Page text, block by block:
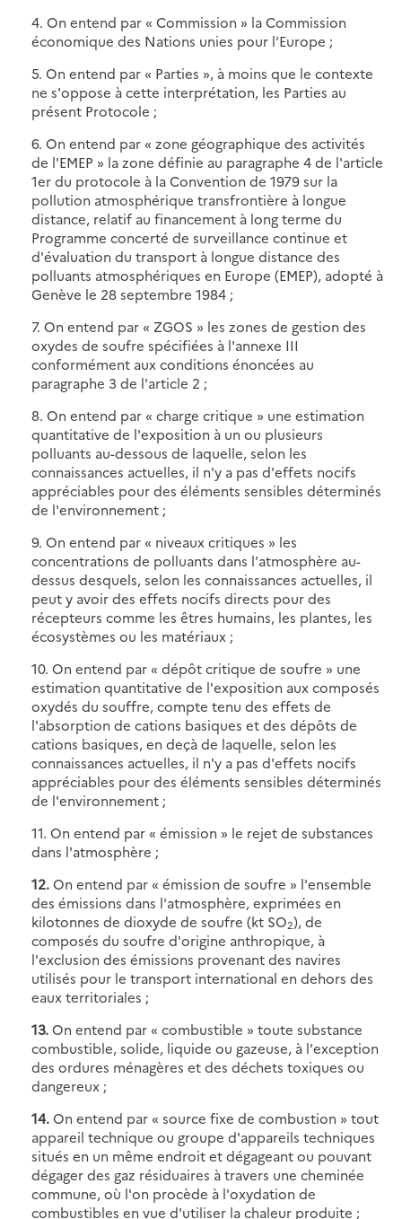
4. On entend par « Commission » la Commission
économique des Nations unies pour l'Europe ;
5. On entend par « Parties », à moins que le contexte
ne s'oppose à cette interprétation, les Parties au
présent Protocole ;
6. On entend par « zone géographique des activités
de l'EMEP » la zone définie au paragraphe 4 de l'article
1er du protocole à la Convention de 1979 sur la
pollution atmosphérique transfrontière à longue
distance, relatif au financement à long terme du
Programme concerté de surveillance continue et
d'évaluation du transport à longue distance des
polluants atmosphériques en Europe (EMEP), adopté à
Genève le 28 septembre 1984 ;
7. On entend par « ZGOS » les zones de gestion des
oxydes de soufre spécifiées à l'annexe III
conformément aux conditions énoncées au
paragraphe 3 de l'article 2 ;
8. On entend par « charge critique » une estimation
quantitative de l'exposition à un ou plusieurs
polluants au-dessous de laquelle, selon les
connaissances actuelles, il n'y a pas d'effets nocifs
appréciables pour des éléments sensibles déterminés
de l'environnement ;
9. On entend par « niveaux critiques » les
concentrations de polluants dans l'atmosphère au-
dessus desquels, selon les connaissances actuelles, il
peut y avoir des effets nocifs directs pour des
récepteurs comme les êtres humains, les plantes, les
écosystèmes ou les matériaux ;
10. On entend par « dépôt critique de soufre » une
estimation quantitative de l'exposition aux composés
oxydés du souffre, compte tenu des effets de
l'absorption de cations basiques et des dépôts de
cations basiques, en deçà de laquelle, selon les
connaissances actuelles, il n'y a pas d'effets nocifs
appréciables pour des éléments sensibles déterminés
de l'environnement ;
11. On entend par « émission » le rejet de substances
dans l'atmosphère ;
12.On entend par « émission de soufre » l'ensemble
des émissions dans l'atmosphère, exprimées en
kilotonnes de dioxyde de soufre (kt SO2), de
composés du soufre d'origine anthropique, à
l'exclusion des émissions provenant des navires
utilisés pour le transport international en dehors des
eaux territoriales ;
13.On entend par « combustible » toute substance
combustible, solide, liquide ou gazeuse, à l'exception
des ordures ménagères et des déchets toxiques ou
dangereux ;
14.On entend par « source fixe de combustion » tout
appareil technique ou groupe d'appareils techniques
situés en un même endroit et dégageant ou pouvant
dégager des gaz résiduaires à travers une cheminée
commune, où l'on procède à l'oxydation de
combustibles en vue d'utiliser la chaleur produite ;